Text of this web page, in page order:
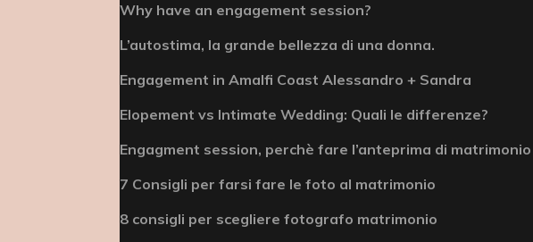
Why have an engagement session?
L’autostima, la grande bellezza di una donna.
Engagement in Amalfi Coast Alessandro + Sandra
Elopement vs Intimate Wedding: Quali le differenze?
Engagment session, perchè fare l’anteprima di matrimonio
7 Consigli per farsi fare le foto al matrimonio
8 consigli per scegliere fotografo matrimonio